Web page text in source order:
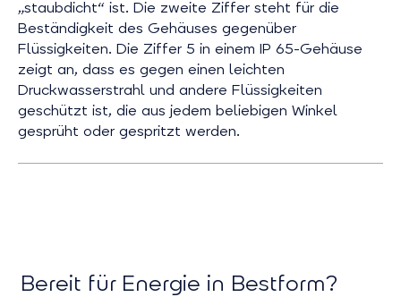
„staubdicht“ ist. Die zweite Ziffer steht für die
Beständigkeit des Gehäuses gegenüber
Flüssigkeiten. Die Ziffer 5 in einem IP 65-Gehäuse
zeigt an, dass es gegen einen leichten
Druckwasserstrahl und andere Flüssigkeiten
geschützt ist, die aus jedem beliebigen Winkel
gesprüht oder gespritzt werden.
Bereit für Energie in Bestform?